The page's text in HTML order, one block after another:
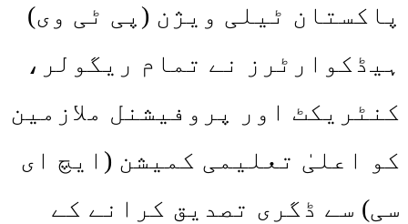
پاکستان ٹیلی ویژن (پی ٹی وی)
ہیڈکوارٹرز نے تمام ریگولر،
کنٹریکٹ اور پروفیشنل ملازمین
کو اعلیٰ تعلیمی کمیشن (ایچ ای
سی) سے ڈگری تصدیق کرانے کے